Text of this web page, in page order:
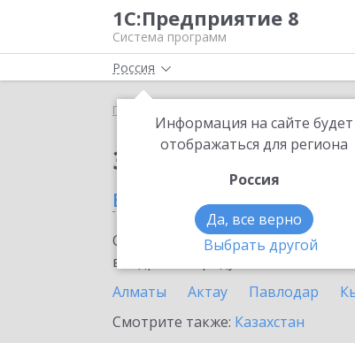
1С:Предприятие 8
Система программ
Россия
Информация на сайте будет
отображаться для региона
Россия
Да, все верно
Выбрать другой
Главная 1С:Касса
Заказать
в Атырау
Ознакомьтесь с
внедрение продукта.
Алматы
Актау Павлодар
Смотрите также: Казахстан